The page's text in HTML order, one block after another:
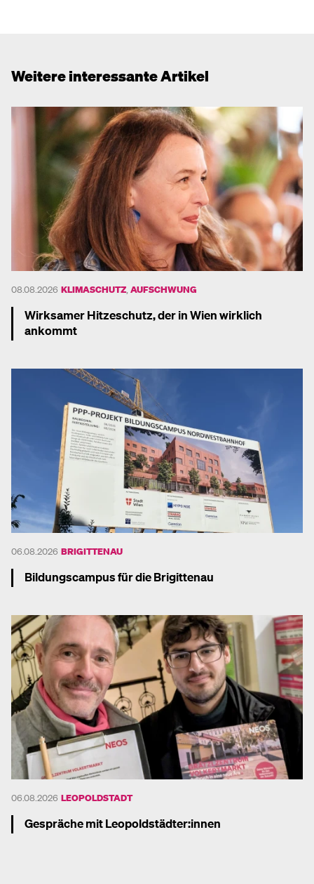
Weitere interessante Artikel
08.08.2026 KLIMASCHUTZ AUFSCHWUNG
Wirksamer Hitzeschutz, der in Wien wirklich
ankommt
06.08.2026 BRIGITTENAU
Bildungscampus für die Brigittenau
06.08.2026 LEOPOLDSTADT
Gespräche mit Leopoldstädter:innen